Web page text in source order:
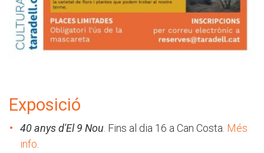
Exposició
40 anys d'El 9 Nou. Fins al dia 16 a Can Costa. Més
info.